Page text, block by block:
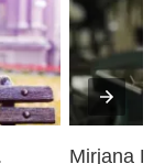
Mirjana